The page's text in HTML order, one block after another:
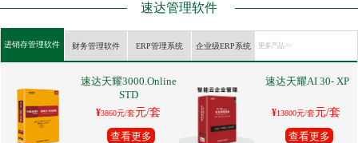
速达管理软件
进销存管理软件 财务管理软件 ERP管理系统 企业级ERP系统 更多产品 >>
速达天耀3000.Online
STD
¥3860元/套元/套
查看更多
速达天耀AI 30- XP
¥13800元/套元/套
查看更多